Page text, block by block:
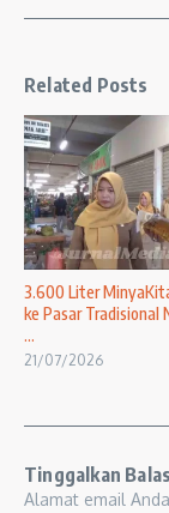
Related Posts
3.600 Liter
ke Pasar Tradisional
...
21/07/2026
Tinggalkan
Alamat email